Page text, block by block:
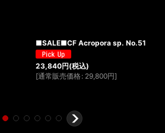
■SALE■CF Acropora sp. No.51
23,840円(税込)
[通常販売価格 : 29,800円]